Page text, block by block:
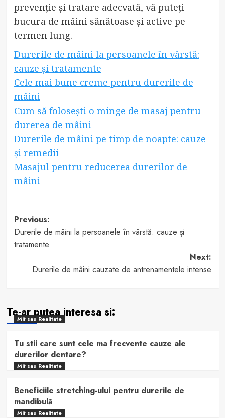
prevenție și tratare adecvată, vă puteți
bucura de mâini sănătoase și active pe
termen lung.
Durerile de mâini la persoanele în vârstă:
cauze și tratamente
Cele mai bune creme pentru durerile de
mâini
Cum să folosești o minge de masaj pentru
durerea de mâini
Durerile de mâini pe timp de noapte: cauze
și remedii
Masajul pentru reducerea durerilor de
mâini
Post
navigation
Previous:
Durerile de mâini la persoanele în vârstă: cauze și
tratamente
Next:
Durerile de mâini cauzate de antrenamentele intense
Te-ar putea interesa si:
Mit sau Realitate
Tu stii care sunt cele ma frecvente cauze ale
durerilor dentare?
Mit sau Realitate
Beneficiile stretching-ului pentru durerile de
mandibulă
Mit sau Realitate